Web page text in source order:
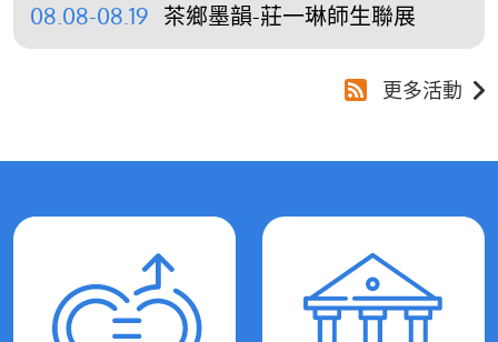
08.08-08.19 茶鄉墨韻-莊一琳師生聯展
更多活動